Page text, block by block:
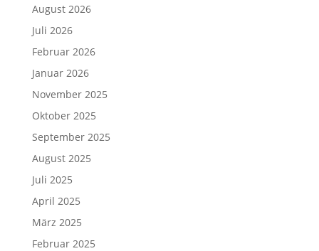
August 2026
Juli 2026
Februar 2026
Januar 2026
November 2025
Oktober 2025
September 2025
August 2025
Juli 2025
April 2025
März 2025
Februar 2025